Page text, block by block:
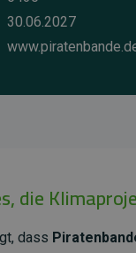
30.06.2027
die
dass